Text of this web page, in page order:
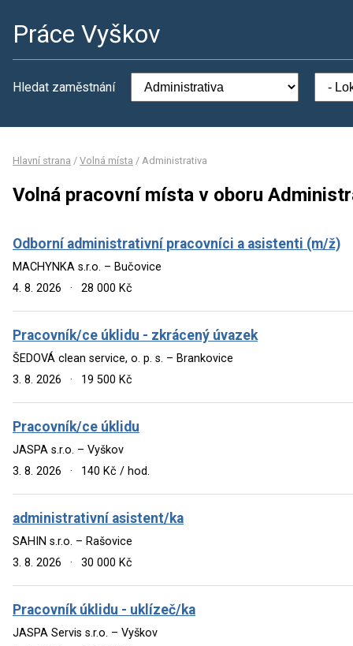
Práce Vyškov
Hledat zaměstnání
Hlavní strana / Volná místa / Administrativa
Volná pracovní místa v oboru
Odborní administrativní pracovníci a asistenti (m/ž)
MACHYNKA s.r.o. – Bučovice
4. 8. 2026
· 28 000 Kč
Pracovník/ce úklidu - zkrácený úvazek
ŠEDOVÁ clean service, o. p. s. – Brankovice
3. 8. 2026
· 19 500 Kč
Pracovník/ce úklidu
JASPA s.r.o. – Vyškov
3. 8. 2026
· 140 Kč / hod.
administrativní asistent/ka
SAHIN s.r.o. – Rašovice
3. 8. 2026
· 30 000 Kč
Pracovník úklidu - uklízeč/ka
JASPA Servis s.r.o. – Vyškov